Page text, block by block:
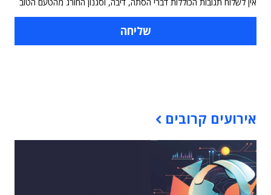
אין לשלוח תגובות הכוללות דברי הסתה, דיבה, וסגנון החורג מהטעם הטוב
אירועים קרובים